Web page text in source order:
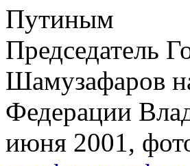
Председатель
Шамузафаров
Федерации
июня 2001,